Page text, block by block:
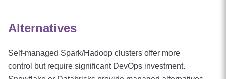
Alternatives
Self-managed Spark/Hadoop clusters offer more
control but require significant DevOps investment.